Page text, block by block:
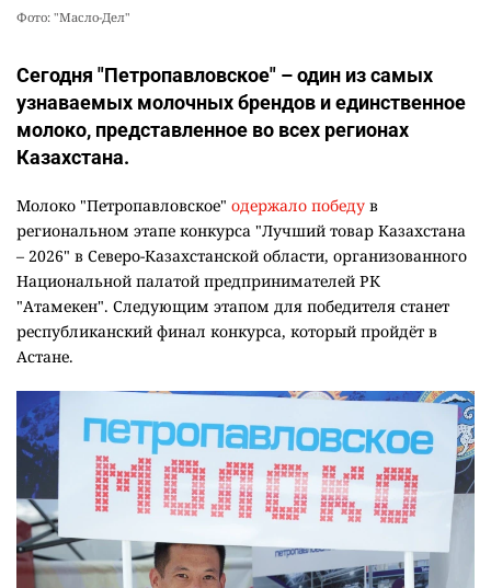
Фото: "Масло-Дел"
Сегодня "Петропавловское" – один из самых
узнаваемых молочных брендов и единственное
молоко, представленное во всех регионах
Казахстана.
Молоко "Петропавловское" одержало победу в
региональном этапе конкурса "Лучший товар Казахстана
– 2026" в Северо-Казахстанской области, организованного
Национальной палатой предпринимателей РК
"Атамекен". Следующим этапом для победителя станет
республиканский финал конкурса, который пройдёт в
Астане.